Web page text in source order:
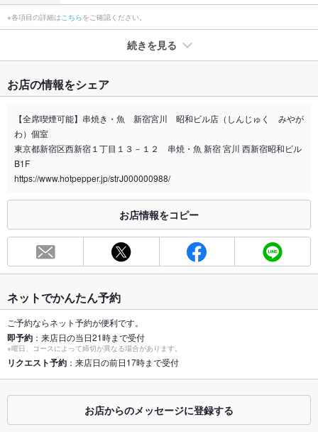
※各項目の詳細は こちらをご確認ください。
続きを見る
禁煙・喫煙
全席喫煙可
喫煙専用室
※2020年4月1日～受動喫煙対策に関する法律が施行されています。正しい情報はお店へお問い
合わせください。
お席
180席(2名様～85名様の掘りごたつ個室完備。テーブル個室も
ご用意。)
最大宴会収
容人数
180人(貸切などご要望ございましたらお気軽にご相談下さい。)
個室
あり ：10名様個室・12名様個室・26名様個室・20名様個室・
座敷
なし ：お座敷席はございませんが、掘りごたつ席とテーブル席
をご用意いたしております。
す。シーンに合わせてご利用ください。
カウンター
なし ：カウンター席はございませんが、人数に応じて各種宴会
お店の情報をシェア
【全席喫煙可能】串焼き・魚 新宿宮川 昭和ビル店（しんじゅく みやが
わ）個室
東京都新宿区西新宿１丁目１３－１２ 串焼・魚 新宿 宮川 西新宿昭和ビル
B1F
https://www.hotpepper.jp/strJ000000988/
お店情報をコピー
ネットでかんたん予約
ご予約ならネット予約が便利です。
即予約 ：来店日の当日21時まで受付
※曜日、コースによって締切が異なる場合があります。
リクエスト予約 ：来店日の前日17時まで受付
お店からのメッセージに登録する